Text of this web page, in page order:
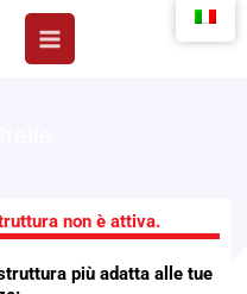
non è attiva.
più adatta alle tue